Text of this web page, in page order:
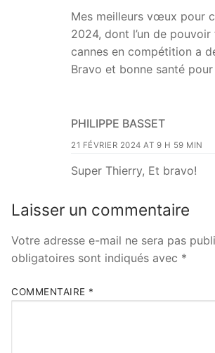
Mes meilleurs vœux pour
2024, dont l’un de
cannes en compétition a
Bravo et bonne santé
PHILIPPE BASSET
21 FÉVRIER 2024 AT 9 H 59 MIN
Super Thierry, Et bravo!
Laisser un commentaire
Votre adresse e-mail ne sera pas
obligatoires sont indiqués avec *
COMMENTAIRE *